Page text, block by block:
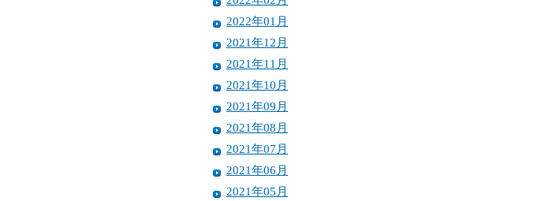
2022年01月
2021年12月
2021年11月
2021年10月
2021年09月
2021年08月
2021年07月
2021年06月
2021年05月